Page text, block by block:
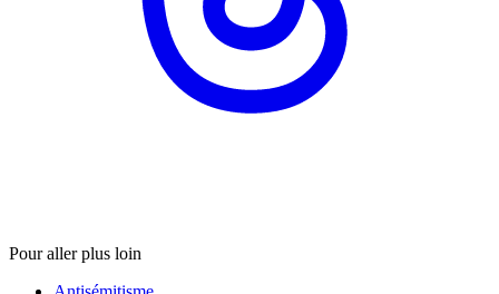
Pour aller plus loin